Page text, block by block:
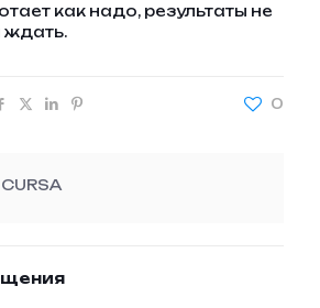
как надо, результаты не
ждать.
0
CURSA